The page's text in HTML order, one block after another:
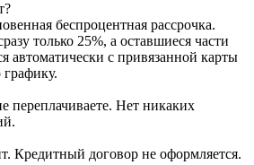
беспроцентная рассрочка.
только 25%, а оставшиеся части
автоматически с привязанной карты
графику.
переплачиваете. Нет никаких
Кредитный договор не оформляется.